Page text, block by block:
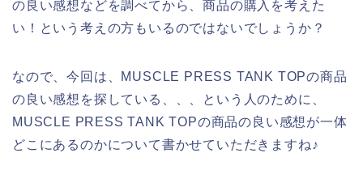
の良い感想などを調べてから、商品の購入を考えた
い！という考えの方もいるのではないでしょうか？
なので、今回は、MUSCLE PRESS TANK TOPの商品
の良い感想を探している、、、という人のために、
MUSCLE PRESS TANK TOPの商品の良い感想が一体
どこにあるのかについて書かせていただきますね♪